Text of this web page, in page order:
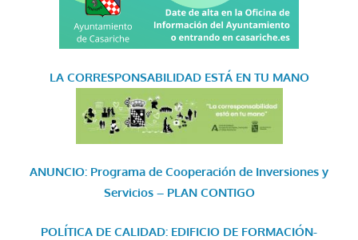
LA CORRESPONSABILIDAD ESTÁ EN TU MANO
ANUNCIO: Programa de Cooperación de Inversiones y
Servicios – PLAN CONTIGO
POLÍTICA DE CALIDAD: EDIFICIO DE FORMACIÓN-